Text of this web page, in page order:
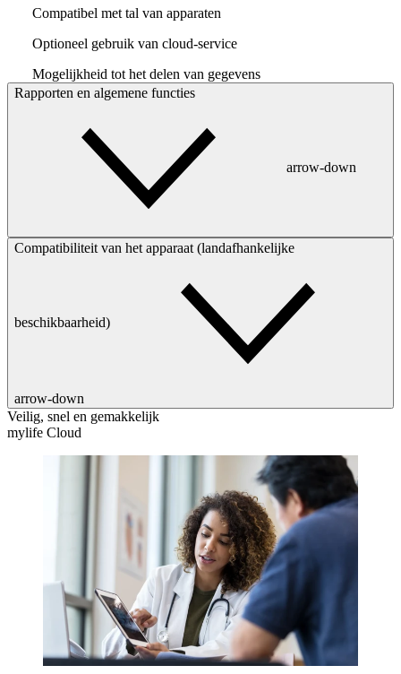
Compatibel met tal van apparaten
Optioneel gebruik van cloud-service
Mogelijkheid tot het delen van gegevens
Rapporten en algemene functies
arrow-down
Compatibiliteit van het apparaat (landafhankelijke
beschikbaarheid)
arrow-down
Veilig, snel en gemakkelijk
mylife Cloud